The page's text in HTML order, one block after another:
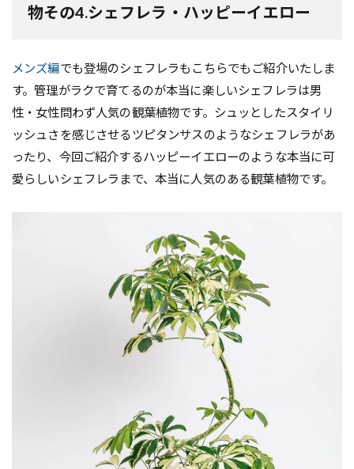
物その4.シェフレラ・ハッピーイエロー
メンズ編でも登場のシェフレラもこちらでもご紹介いたしま
す。管理がラクで育てるのが本当に楽しいシェフレラは男
性・女性問わず人気の観葉植物です。シュッとしたスタイリ
ッシュさを感じさせるツピタンサスのようなシェフレラがあ
ったり、今回ご紹介するハッピーイエローのような本当に可
愛らしいシェフレラまで、本当に人気のある観葉植物です。